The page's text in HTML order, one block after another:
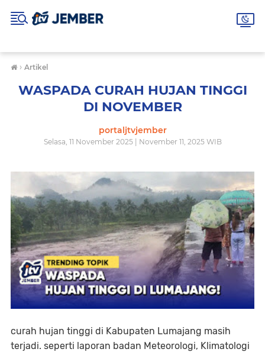
› Artikel
WASPADA CURAH HUJAN TINGGI
DI NOVEMBER
portaljtvjember
Selasa, 11 November 2025 | November 11, 2025 WIB
curah hujan tinggi di Kabupaten Lumajang masih
terjadi. seperti laporan badan Meteorologi, Klimatologi